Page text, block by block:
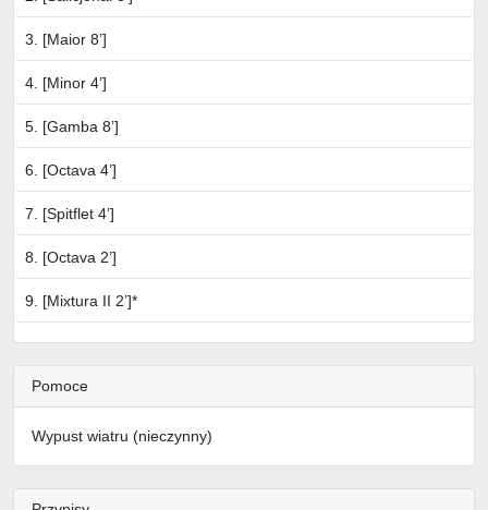
3. [Maior 8’]
4. [Minor 4’]
5. [Gamba 8’]
6. [Octava 4’]
7. [Spitflet 4’]
8. [Octava 2’]
9. [Mixtura II 2’]*
Pomoce
Wypust wiatru (nieczynny)